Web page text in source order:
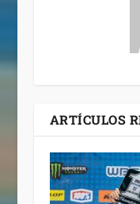
ARTÍCULOS